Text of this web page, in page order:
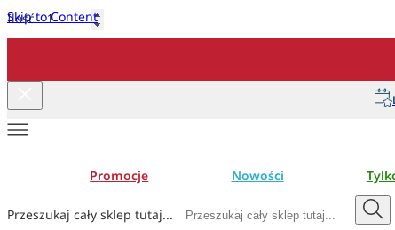
Skip to Content
Promocje Nowości
Przeszukaj cały sklep tutaj...
Ilość